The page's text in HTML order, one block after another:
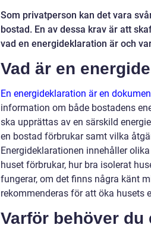
Som privatperson kan det vara
bostad. En av dessa krav är att
vad en energideklaration är och
Vad är en
En energideklaration är en
information om både bostadens
ska upprättas av en särskild
en bostad förbrukar samt vilka
Energideklarationen innehåller
huset förbrukar, hur bra isolerat
fungerar, om det finns några känt
rekommenderas för att öka husets
Varför behöver